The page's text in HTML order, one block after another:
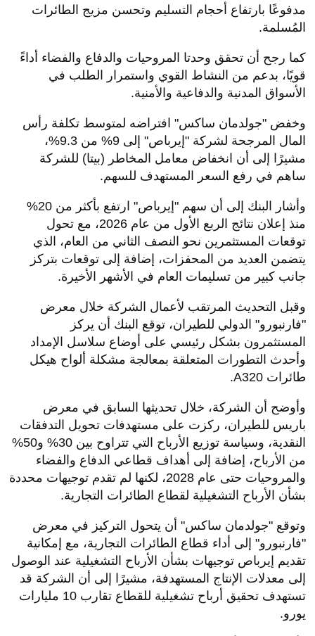
مدفوعًا بارتفاع أحجام التسليم وتحسن مزيج الطائرات
المُسلمة.
كما رجح أن تحقق وحدتا المروحيات والدفاع والفضاء أداءً
قويًا، بدعم من النشاط القوي واستمرار الطلب في
الأسواق المدنية والدفاعية والأمنية.
وخفض "جولدمان ساكس" افتراضه لمتوسط تكلفة رأس
المال المرجحة لشركة "إيرباص" إلى 9% من 9.3%،
مشيرًا إلى أن انخفاض معامل المخاطر (بيتا) للشركة
ساهم في رفع السعر المستهدف للسهم.
وأشار البنك إلى أن سهم "إيرباص" ارتفع بأكثر من 20%
منذ إعلان نتائج الربع الأول من عام 2026، مع تحول
توقعات المستثمرين نحو النصف الثاني من العام، الذي
يتضمن العديد من المحفزات، إضافة إلى توقعات بتركز
جانب كبير من تسليمات العام في الأشهر الأخيرة.
وقبل التحديث المرتقب لأعمال الشركة خلال معرض
"فارنبورو" الدولي للطيران، توقع البنك أن يركز
المستثمرون بشكل رئيسي على أوضاع سلاسل الإمداد
وأحدث التطورات المتعلقة بمعالجة مشكلة ألواح هيكل
طائرات A320.
وأوضح أن الشركة، خلال تحديثها السابق في معرض
باريس للطيران، ركزت على مستهدفات تحويل التدفقات
النقدية، وسياسة توزيع الأرباح التي تتراوح بين 30% و50%
من الأرباح، إضافة إلى أهداف قطاعي الدفاع والفضاء
والمروحيات حتى عام 2028، لكنها لم تقدم توجيهات محددة
بشأن الأرباح التشغيلية لقطاع الطائرات التجارية.
وتوقع "جولدمان ساكس" أن يتحول التركيز في معرض
"فارنبورو" إلى أداء قطاع الطائرات التجارية، مع إمكانية
تقديم إيرباص توجيهات بشأن الأرباح التشغيلية عند الوصول
إلى معدلات الإنتاج المستهدفة، مشيرًا إلى أن الشركة قد
تستهدف تحقيق أرباح تشغيلية للقطاع تقارب 10 مليارات
يورو.